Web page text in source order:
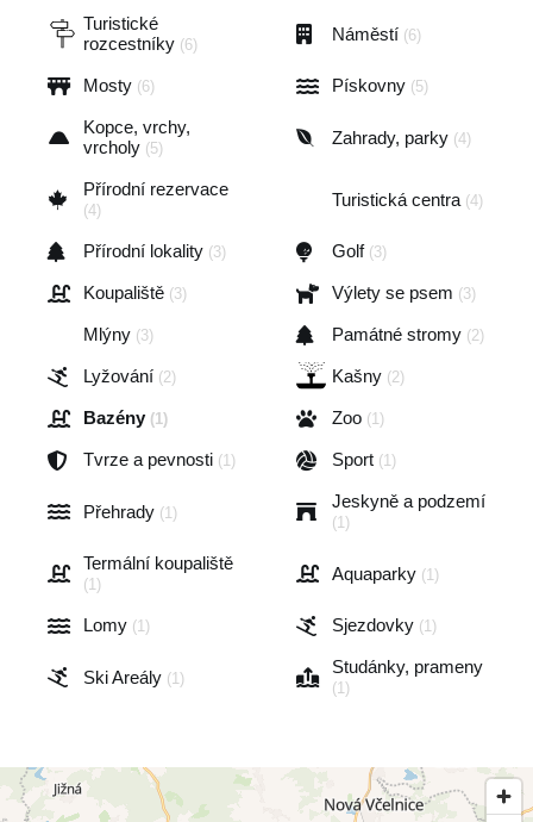
Turistické
rozcestníky (6)
Náměstí (6)
Mosty (6) Pískovny (5)
Kopce, vrchy,
vrcholy (5)
Zahrady, parky (4)
Přírodní rezervace
(4)
Turistická centra (4)
Přírodní lokality (3) Golf (3)
Koupaliště (3) Výlety se psem (3)
Mlýny (3) Památné stromy (2)
Lyžování (2) Kašny (2)
Bazény (1) Zoo (1)
Tvrze a pevnosti (1) Sport (1)
Přehrady (1)
Jeskyně a podzemí
(1)
Termální koupaliště
(1)
Aquaparky (1)
Lomy (1) Sjezdovky (1)
Ski Areály (1)
Studánky, prameny
(1)